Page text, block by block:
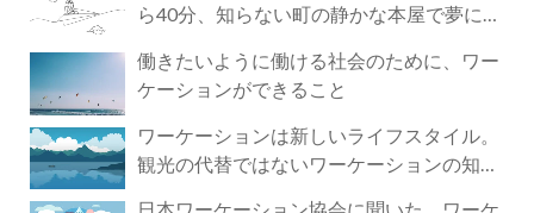
ら40分、知らない町の静かな本屋で夢に近
働きたいように働ける社会のために、ワー
ケーションができること
ワーケーションは新しいライフスタイル。
観光の代替ではないワーケーションの知ら